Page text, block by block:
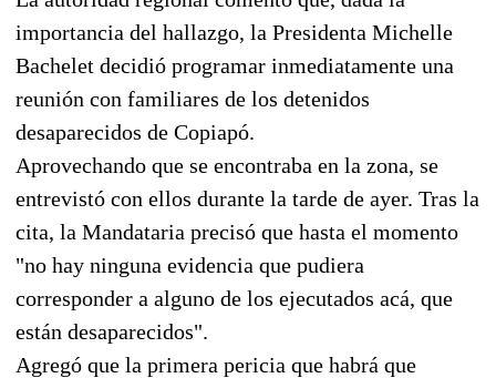
importancia del hallazgo, la Presidenta Michelle
Bachelet decidió programar inmediatamente una
reunión con familiares de los detenidos
desaparecidos de Copiapó.
Aprovechando que se encontraba en la zona, se
entrevistó con ellos durante la tarde de ayer. Tras la
cita, la Mandataria precisó que hasta el momento
"no hay ninguna evidencia que pudiera
corresponder a alguno de los ejecutados acá, que
están desaparecidos".
Agregó que la primera pericia que habrá que